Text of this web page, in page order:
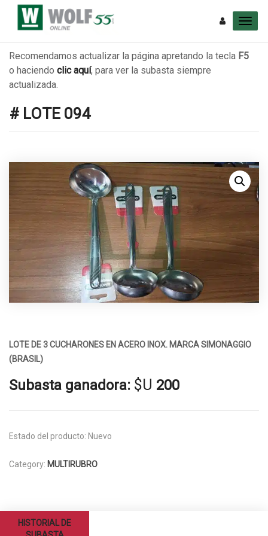
Recomendamos actualizar la página apretando la tecla F5
o haciendo clic aquí, para ver la subasta siempre
actualizada.
# LOTE 094
LOTE DE 3 CUCHARONES EN ACERO INOX. MARCA SIMONAGGIO
(BRASIL)
Subasta ganadora: $U 200
Estado del producto: Nuevo
Category: MULTIRUBRO
HISTORIAL DE